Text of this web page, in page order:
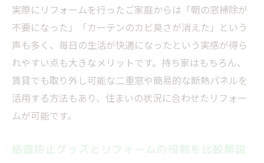
由
窓リフォームは結露とカビ対策に本当に有
効か
賃貸でもできる結露予防のポイント解説
賃貸でも安心の窓リフォーム簡単対策方法
リフォーム不要でできる結露防止アイデア
窓の結露がひどい賃貸向けの実践リフォー
実際にリフォームを行ったご家庭からは「朝の窓掃除が
不要になった」「カーテンのカビ臭さが消えた」という
声も多く、毎日の生活が快適になったという実感が得ら
れやすい点も大きなメリットです。持ち家はもちろん、
賃貸でも取り外し可能な二重窓や簡易的な断熱パネルを
活用する方法もあり、住まいの状況に合わせたリフォー
ムが可能です。
結露防止グッズとリフォームの役割を比較解説